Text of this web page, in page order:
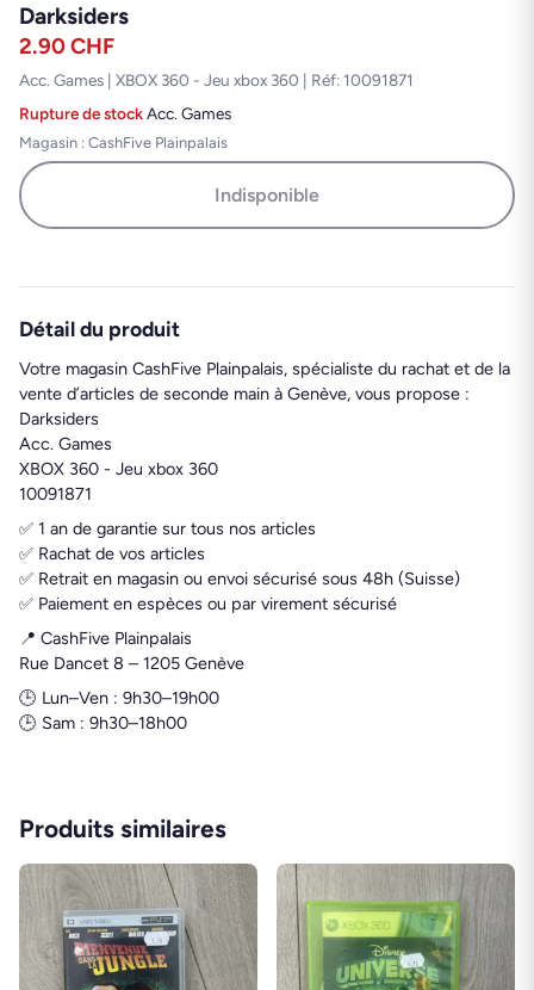
Darksiders
2.90CHF
Acc. Games | XBOX 360 - Jeu xbox 360 | Réf: 10091871
Rupture de stock·Acc. Games
Magasin : CashFive Plainpalais
Indisponible
Détail du produit
Votre magasin CashFive Plainpalais, spécialiste du rachat et de la
vente d’articles de seconde main à Genève, vous propose :
Darksiders
Acc. Games
XBOX 360 - Jeu xbox 360
10091871
✅ 1 an de garantie sur tous nos articles
✅ Rachat de vos articles
✅ Retrait en magasin ou envoi sécurisé sous 48h (Suisse)
✅ Paiement en espèces ou par virement sécurisé
📍 CashFive Plainpalais
Rue Dancet 8 – 1205 Genève
🕒 Lun–Ven : 9h30–19h00
🕒 Sam : 9h30–18h00
Produits similaires